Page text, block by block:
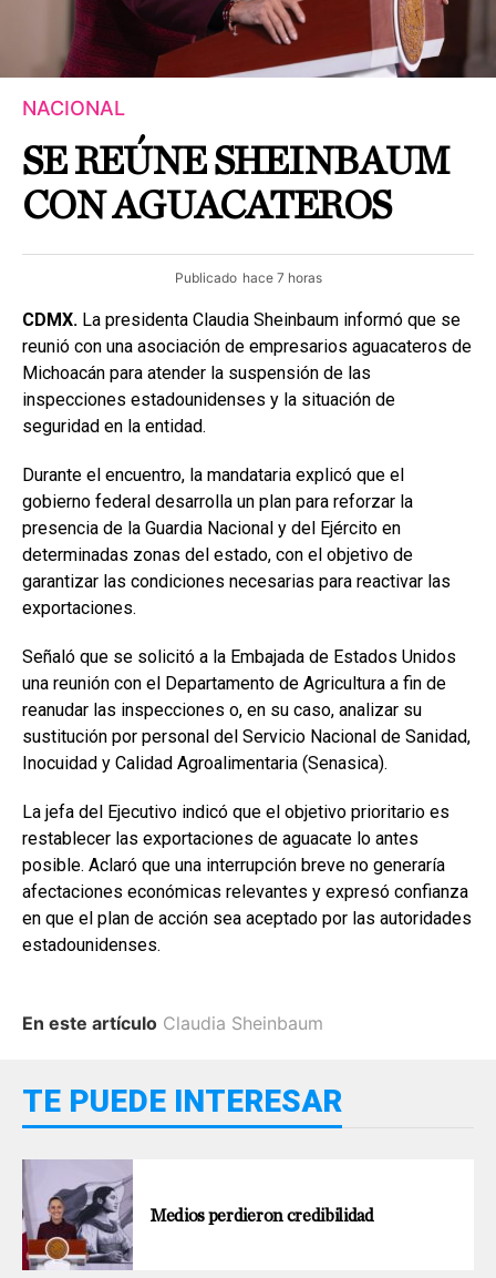
NACIONAL
SE REÚNE SHEINBAUM
CON AGUACATEROS
Publicado hace 7 horas
CDMX. La presidenta Claudia Sheinbaum informó que se
reunió con una asociación de empresarios aguacateros de
Michoacán para atender la suspensión de las
inspecciones estadounidenses y la situación de
seguridad en la entidad.
Durante el encuentro, la mandataria explicó que el
gobierno federal desarrolla un plan para reforzar la
presencia de la Guardia Nacional y del Ejército en
determinadas zonas del estado, con el objetivo de
garantizar las condiciones necesarias para reactivar las
exportaciones.
Señaló que se solicitó a la Embajada de Estados Unidos
una reunión con el Departamento de Agricultura a fin de
reanudar las inspecciones o, en su caso, analizar su
sustitución por personal del Servicio Nacional de Sanidad,
Inocuidad y Calidad Agroalimentaria (Senasica).
La jefa del Ejecutivo indicó que el objetivo prioritario es
restablecer las exportaciones de aguacate lo antes
posible. Aclaró que una interrupción breve no generaría
afectaciones económicas relevantes y expresó confianza
en que el plan de acción sea aceptado por las autoridades
estadounidenses.
En este artículo Claudia Sheinbaum
TE PUEDE INTERESAR
Medios perdieron credibilidad